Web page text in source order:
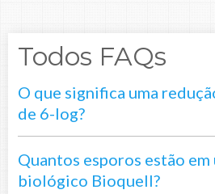
Todos FAQs
O que significa uma
de 6-log?
Quantos esporos estão
biológico Bioquell?